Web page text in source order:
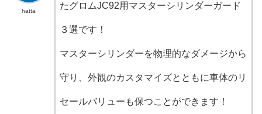
hatta
たグロムJC92用マスターシリンダーガード
３選です！
マスターシリンダーを物理的なダメージから
守り、外観のカスタマイズとともに車体のリ
セールバリューも保つことができます！